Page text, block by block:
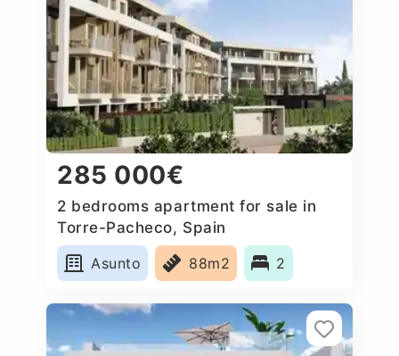
285 000€
2 bedrooms apartment for sale in
Torre-Pacheco, Spain
Asunto
88m2 2